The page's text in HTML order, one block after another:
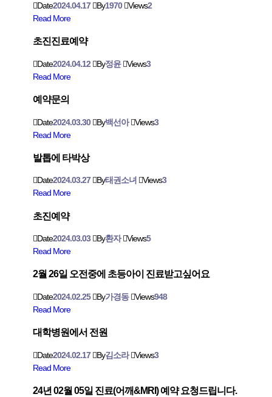
Date2024.04.17 By1970 Views2
Read More
초진진료예약
Date2024.04.12 By정윤 Views3
Read More
예약문의
Date2024.03.30 By백선아 Views3
Read More
발톱에 타박상
Date2024.03.27 By태권소녀 Views3
Read More
초진예약
Date2024.03.03 By환자 Views5
Read More
2월 26일 오전중에 초등아이 진료받고싶어요
Date2024.02.25 By가경동 Views948
Read More
대학병원에서 전원
Date2024.02.17 By김소라 Views3
Read More
24년 02월 05일 진료(어깨&MRI) 예약 요청드립니다.